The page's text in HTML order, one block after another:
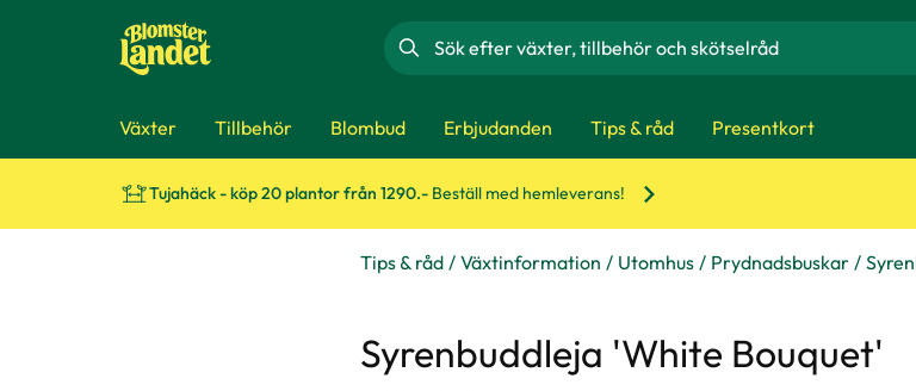
Sök
Växter Tillbehör Blombud Erbjudanden Tips & råd Presentkort
Tujahäck - köp 20 plantor från 1290.- Beställ med hemleverans!
Tips & råd Växtinformation Utomhus Prydnadsbuskar
Syrenbuddleja 'White Bouquet'